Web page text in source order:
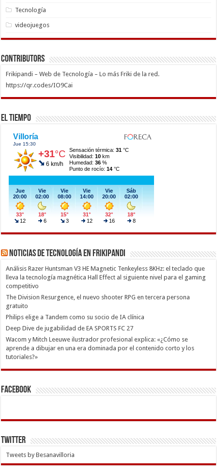
Tecnología
videojuegos
Contributors
Frikipandi – Web de Tecnología – Lo más Friki de la red.
https://qr.codes/IO9Cai
El Tiempo
Noticias de Tecnología en Frikipandi
Análisis Razer Huntsman V3 HE Magnetic Tenkeyless 8KHz: el teclado que
lleva la tecnología magnética Hall Effect al siguiente nivel para el gaming
competitivo
The Division Resurgence, el nuevo shooter RPG en tercera persona
gratuito
Philips elige a Tandem como su socio de IA clínica
Deep Dive de jugabilidad de EA SPORTS FC 27
Wacom y Mitch Leeuwe ilustrador profesional explica: «¿Cómo se
aprende a dibujar en una era dominada por el contenido corto y los
tutoriales?»
Facebook
Twitter
Tweets by Besanavilloria